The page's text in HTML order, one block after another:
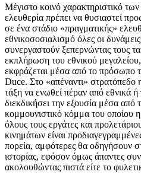
Μέγιστο κοινό χαρακτηριστικό
ελευθερία πρέπει να θυσιαστεί
σε ένα στάδιο «πραγματικής»
εθνικοσοσιαλισμό όλες οι
συνεργαστούν ξεπερνώντας τους
εκπλήρωση του εθνικού
εκφράζεται μέσα από το πρόσωπο
Duce. Στο «απέναντι»
τάξη να ενωθεί πέραν από εθνικά ή
διεκδικήσει την εξουσία μέσα
κομμουνιστικό κόμμα του οποίου
όλους τους εργάτες και
κινημάτων είναι
πορεία, αμφότερες θα οδηγήσουν
ιστορίας, εφόσον όμως άπαντες
ακολουθώντας πιστά είτε το